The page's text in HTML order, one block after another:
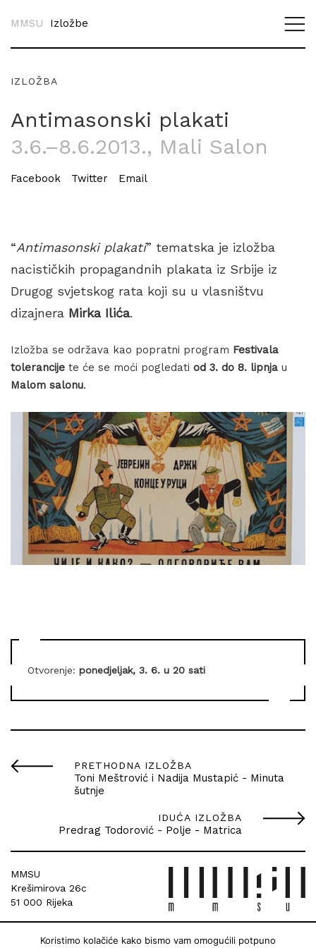
MMSU Izložbe
IZLOŽBA
Antimasonski plakati
3.6.–8.6.2013., Mali Salon
Facebook Twitter Email
“Antimasonski plakati” tematska je izložba
nacističkih propagandnih plakata iz Srbije iz
Drugog svjetskog rata koji su u vlasništvu
dizajnera Mirka Ilića.
Izložba se održava kao popratni program Festivala
tolerancije te će se moći pogledati od 3. do 8. lipnja u
Malom salonu.
Otvorenje: ponedjeljak, 3. 6. u 20 sati
PRETHODNA IZLOŽBA
Toni Meštrović i Nadija Mustapić - Minuta
šutnje
IDUĆA IZLOŽBA
Predrag Todorović - Polje - Matrica
MMSU
Krešimirova 26c
51 000 Rijeka
Koristimo kolačiće kako bismo vam omogućili potpuno